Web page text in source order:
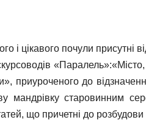
і цікавого почули присутні
приуроченого до
мандрівку старовинним
що причетні до